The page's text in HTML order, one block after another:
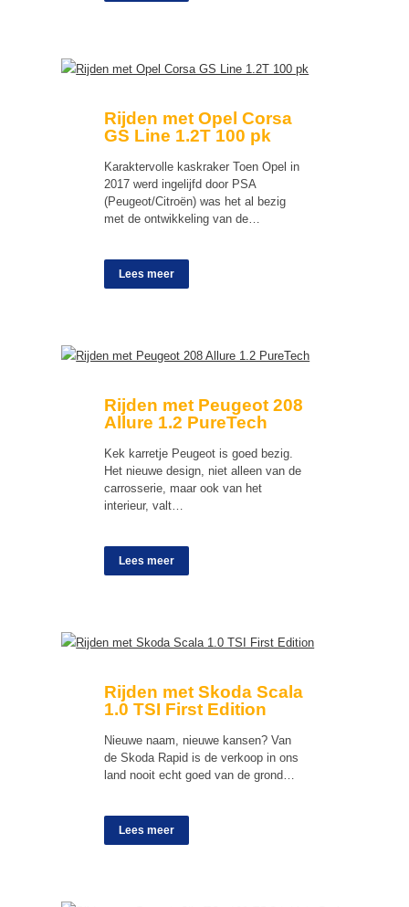
Rijden met Opel Corsa
GS Line 1.2T 100 pk
Karaktervolle kaskraker Toen Opel in
2017 werd ingelijfd door PSA
(Peugeot/Citroën) was het al bezig
met de ontwikkeling van de…
Lees meer
Rijden met Peugeot 208
Allure 1.2 PureTech
Kek karretje Peugeot is goed bezig.
Het nieuwe design, niet alleen van de
carrosserie, maar ook van het
interieur, valt…
Lees meer
Rijden met Skoda Scala
1.0 TSI First Edition
Nieuwe naam, nieuwe kansen? Van
de Skoda Rapid is de verkoop in ons
land nooit echt goed van de grond…
Lees meer